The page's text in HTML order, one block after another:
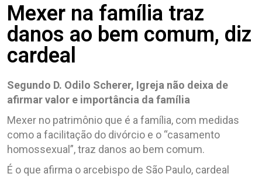
Mexer na família traz
danos ao bem comum, diz
cardeal
Segundo D. Odilo Scherer, Igreja não deixa de
afirmar valor e importância da família
Mexer no patrimônio que é a família, com medidas
como a facilitação do divórcio e o “casamento
homossexual”, traz danos ao bem comum.
É o que afirma o arcebispo de São Paulo, cardeal